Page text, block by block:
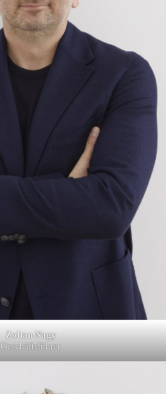
Zoltan Nagy
Geschäftsführer